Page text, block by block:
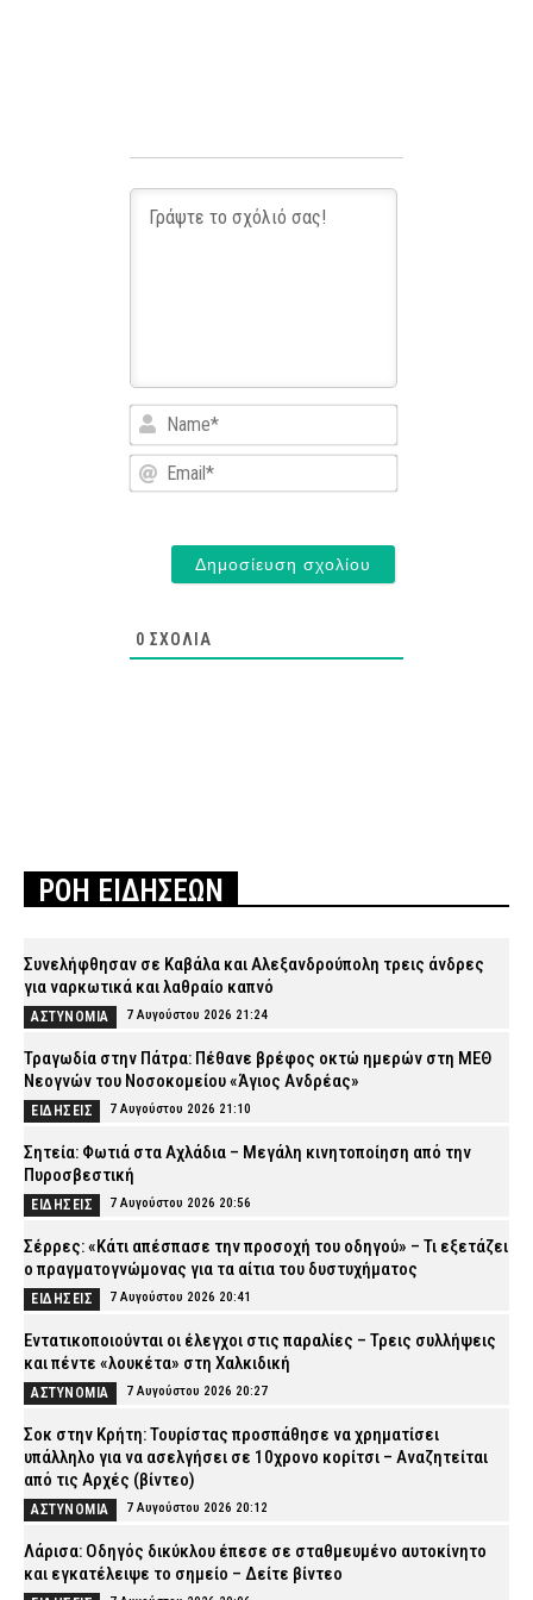
Name*
Email*
0 ΣΧΌΛΙΑ
ΡΟΗ ΕΙΔΗΣΕΩΝ
Συνελήφθησαν σε Καβάλα και Αλεξανδρούπολη τρεις άνδρες
για ναρκωτικά και λαθραίο καπνό
ΑΣΤΥΝΟΜΙΑ 7 Αυγούστου 2026 21:24
Τραγωδία στην Πάτρα: Πέθανε βρέφος οκτώ ημερών στη ΜΕΘ
Νεογνών του Νοσοκομείου «Άγιος Ανδρέας»
ΕΙΔΗΣΕΙΣ 7 Αυγούστου 2026 21:10
Σητεία: Φωτιά στα Αχλάδια – Μεγάλη κινητοποίηση από την
Πυροσβεστική
ΕΙΔΗΣΕΙΣ 7 Αυγούστου 2026 20:56
Σέρρες: «Κάτι απέσπασε την προσοχή του οδηγού» – Τι εξετάζει
ο πραγματογνώμονας για τα αίτια του δυστυχήματος
ΕΙΔΗΣΕΙΣ 7 Αυγούστου 2026 20:41
Εντατικοποιούνται οι έλεγχοι στις παραλίες – Τρεις συλλήψεις
και πέντε «λουκέτα» στη Χαλκιδική
ΑΣΤΥΝΟΜΙΑ 7 Αυγούστου 2026 20:27
Σοκ στην Κρήτη: Τουρίστας προσπάθησε να χρηματίσει
υπάλληλο για να ασελγήσει σε 10χρονο κορίτσι – Αναζητείται
από τις Αρχές (βίντεο)
ΑΣΤΥΝΟΜΙΑ 7 Αυγούστου 2026 20:12
Λάρισα: Οδηγός δικύκλου έπεσε σε σταθμευμένο αυτοκίνητο
και εγκατέλειψε το σημείο – Δείτε βίντεο